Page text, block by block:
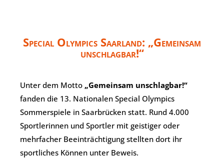
Special Olympics Saarland: „Gemeinsam
unschlagbar!“
Unter dem Motto „Gemeinsam unschlagbar!“
fanden die 13. Nationalen Special Olympics
Sommerspiele in Saarbrücken statt. Rund 4.000
Sportlerinnen und Sportler mit geistiger oder
mehrfacher Beeinträchtigung stellten dort ihr
sportliches Können unter Beweis.